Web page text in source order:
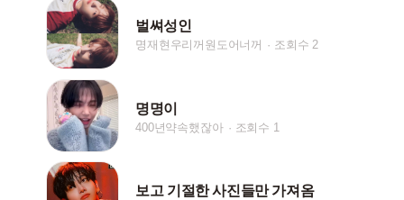
벌쎠성인
명재현우리꺼원도어너꺼 조회수 2
명명이
400년약속했잖아 조회수 1
보고 기절한 사진들만 가져옴